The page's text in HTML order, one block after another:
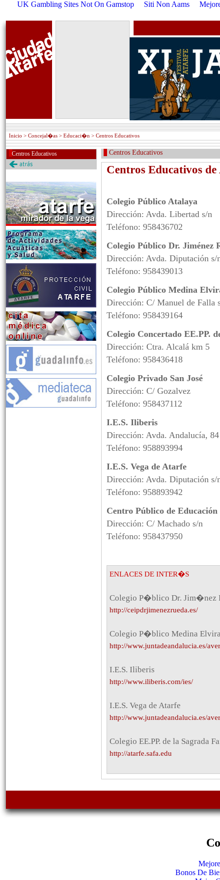
UK Gambling Sites Not On Gamstop Siti Non Aams
Inicio > Concejal�as > Educaci�n > Centros Educativos
Centros Educativos Centros Educativos
Centros Educativos
Colegio Público Atalaya
Dirección: Avda. Libertad s/n
Teléfono: 958436702
Colegio Público Dr. Jiménez
Dirección: Avda. Diputación s/
Teléfono: 958439013
Colegio Público Medina
Dirección: C/ Manuel de Falla
Teléfono: 958439164
Colegio Concertado EE.PP.
Dirección: Ctra. Alcalá km 5
Teléfono: 958436418
Colegio Privado San José
Dirección: C/ Gozalvez
Teléfono: 958437112
I.E.S. Iliberis
Dirección: Avda. Andalucía, 84
Teléfono: 958893994
I.E.S. Vega de Atarfe
Dirección: Avda. Diputación s/
Teléfono: 958893942
Centro Público de
Dirección: C/ Machado s/n
Teléfono: 958437950
ENLACES DE INTER�S
Colegio P�blico Dr. Jim�nez
http://ceipdrjimenezrueda.es/
Colegio P�blico Medina
http://www.juntadeandalucia.es/
I.E.S. Iliberis
http://www.iliberis.com/ies/
I.E.S. Vega de Atarfe
http://www.juntadeandalucia.es/
Colegio EE.PP. de la Sagrada
http://atarfe.safa.edu
Bonos De